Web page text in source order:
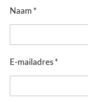
Naam *
E-mailadres *